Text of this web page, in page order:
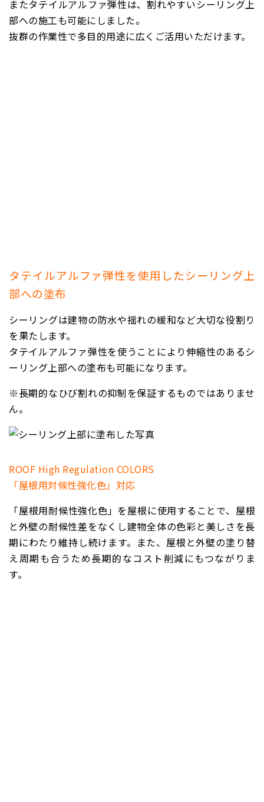
またタテイルアルファ弾性は、割れやすいシーリング上
部への施工も可能にしました。
抜群の作業性で多目的用途に広くご活用いただけます。
タテイルアルファ弾性を使用したシーリング上
部への塗布
シーリングは建物の防水や揺れの緩和など大切な役割り
を果たします。
タテイルアルファ弾性を使うことにより伸縮性のあるシ
ーリング上部への塗布も可能になります。
※長期的なひび割れの抑制を保証するものではありませ
ん。
ROOF High Regulation COLORS
「屋根用対候性強化色」対応
「屋根用耐候性強化色」を屋根に使用することで、屋根
と外壁の耐候性差をなくし建物全体の色彩と美しさを長
期にわたり維持し続けます。また、屋根と外壁の塗り替
え周期も合うため長期的なコスト削減にもつながりま
す。